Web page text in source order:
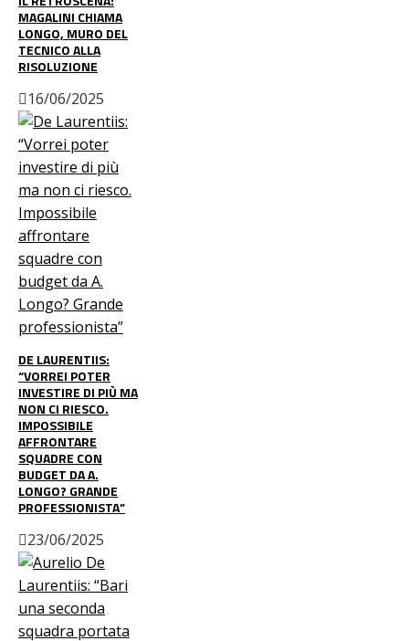
MAGALINI CHIAMA
LONGO, MURO DEL
TECNICO ALLA
RISOLUZIONE
16/06/2025
DE LAURENTIIS:
“VORREI POTER
INVESTIRE DI PIÙ MA
NON CI RIESCO.
IMPOSSIBILE
AFFRONTARE
SQUADRE CON
BUDGET DA A.
LONGO? GRANDE
PROFESSIONISTA”
23/06/2025